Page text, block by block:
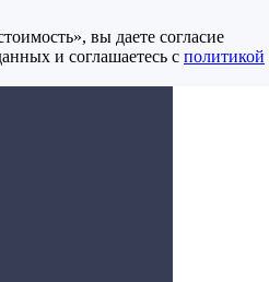
вы даете согласие
и соглашаетесь c политикой